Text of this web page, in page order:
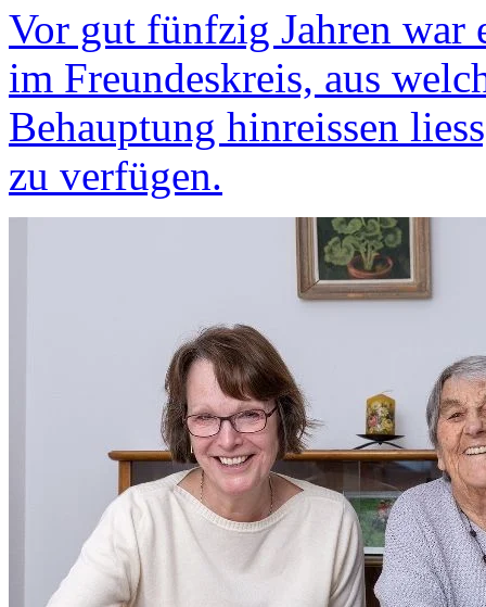
Vor gut fünfzig Jahren war
im Freundeskreis, aus
Behauptung hinreissen
zu verfügen.